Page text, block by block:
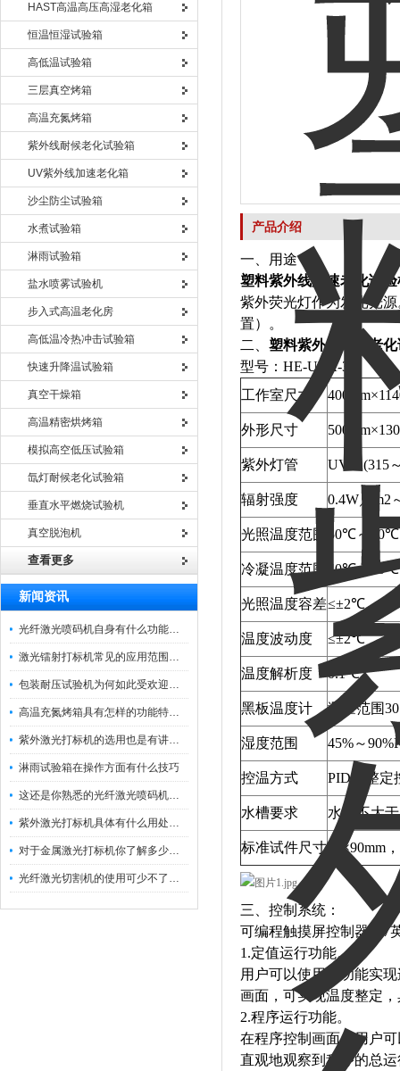
HAST高温高压高湿老化箱
恒温恒湿试验箱
高低温试验箱
三层真空烤箱
高温充氮烤箱
紫外线耐候老化试验箱
UV紫外线加速老化箱
沙尘防尘试验箱
水煮试验箱
淋雨试验箱
盐水喷雾试验机
步入式高温老化房
高低温冷热冲击试验箱
快速升降温试验箱
真空干燥箱
高温精密烘烤箱
模拟高空低压试验箱
氙灯耐候老化试验箱
垂直水平燃烧试验机
真空脱泡机
查看更多
新闻资讯
光纤激光喷码机自身有什么功能？不妨看看下文
激光镭射打标机常见的应用范围如下
包装耐压试验机为何如此受欢迎呢？
高温充氮烤箱具有怎样的功能特点呢？
紫外激光打标机的选用也是有讲究的
淋雨试验箱在操作方面有什么技巧
这还是你熟悉的光纤激光喷码机吗？
紫外激光打标机具体有什么用处呢？
对于金属激光打标机你了解多少呢？
光纤激光切割机的使用可少不了以下步骤
产品介绍
一、用途：
塑料紫外线加速老化试验
紫外荧光灯作为发光光
置）。
二、 塑料紫外线加速老
型号：HE-UVA-3T
工作室尺寸
外形尺寸
紫外灯管 UV-A(315
辐射强度 0.4W／m2
光照温度范围 50℃～70℃
冷凝温度范围 40℃～60℃
光照温度容差≤±2℃
温度波动度 ≤±2℃
温度解析度 0.1℃
黑板温度计 测量范围
湿度范围 45%～
控温方式 PID自整定
水槽要求 水深不大
标准试件尺寸 75×90mm
三、控制系统：
可编程触摸屏控制器，7
1.定值运行功能。
用户可以使用本功能实
画面，可实现温度整定
2.程序运行功能。
在程序控制画面，用户
直观地观察到程序的总